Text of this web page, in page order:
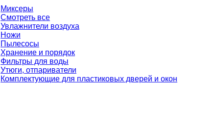
Миксеры
Смотреть все
Увлажнители воздуха
Ножи
Пылесосы
Хранение и порядок
Фильтры для воды
Утюги, отпариватели
Комплектующие для пластиковых дверей и окон